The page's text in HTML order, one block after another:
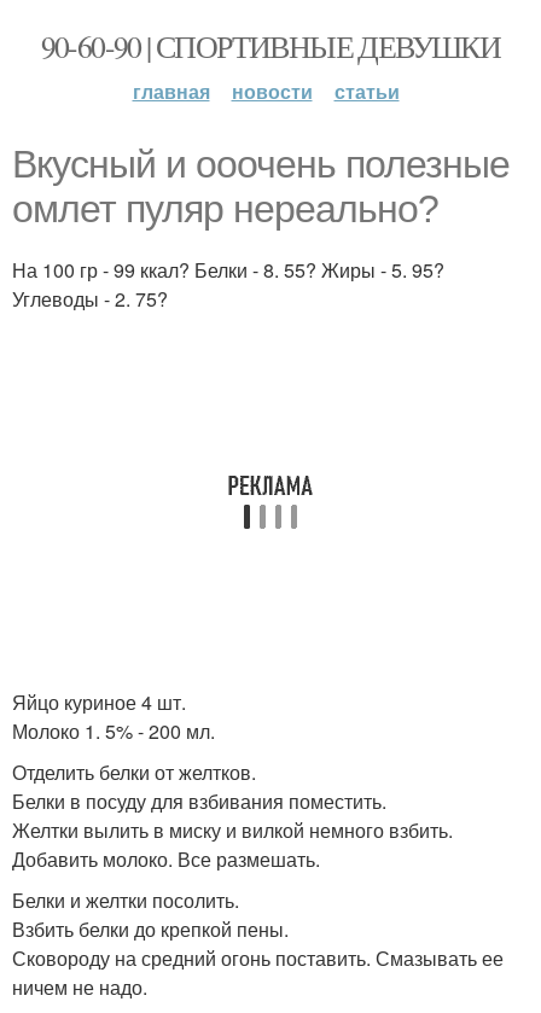
90-60-90 | СПОРТИВНЫЕ ДЕВУШКИ
главная новости статьи
Вкусный и ооочень полезные
омлет пуляр нереально?
На 100 гр - 99 ккал? Белки - 8. 55? Жиры - 5. 95?
Углеводы - 2. 75?
Яйцо куриное 4 шт.
Молоко 1. 5% - 200 мл.
Отделить белки от желтков.
Белки в посуду для взбивания поместить.
Желтки вылить в миску и вилкой немного взбить.
Добавить молоко. Все размешать.
Белки и желтки посолить.
Взбить белки до крепкой пены.
Сковороду на средний огонь поставить. Смазывать ее
ничем не надо.